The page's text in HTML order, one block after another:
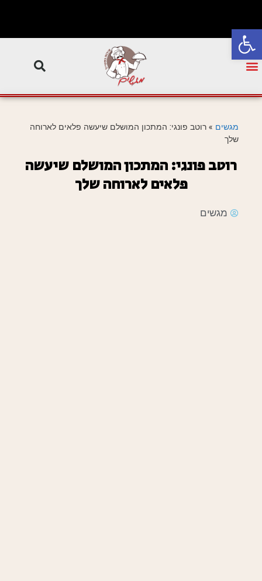
פתח סרגל נגישות
מגשים » רוטב פונגי: המתכון המושלם שיעשה פלאים לארוחה
שלך
רוטב פונגי: המתכון המושלם שיעשה
פלאים לארוחה שלך
מגשים